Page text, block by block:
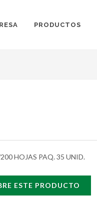
PRODUCTOS
HOJAS PAQ. 35 UNID.
ESTE PRODUCTO